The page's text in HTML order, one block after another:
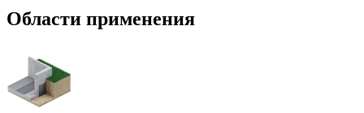
Области применения